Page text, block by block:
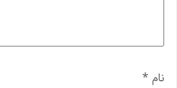
نام *